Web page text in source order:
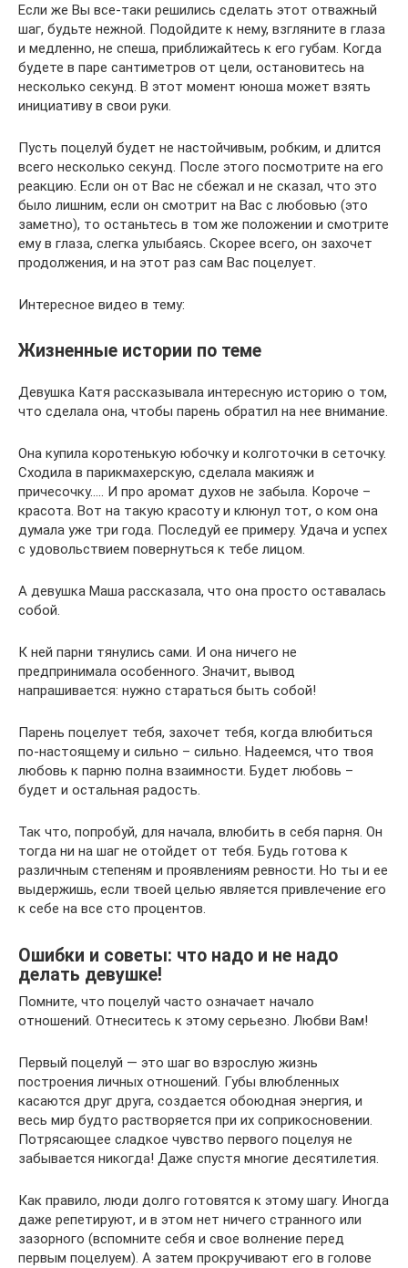
Если же Вы все-таки решились сделать этот отважный
шаг, будьте нежной. Подойдите к нему, взгляните в глаза
и медленно, не спеша, приближайтесь к его губам. Когда
будете в паре сантиметров от цели, остановитесь на
несколько секунд. В этот момент юноша может взять
инициативу в свои руки.
Пусть поцелуй будет не настойчивым, робким, и длится
всего несколько секунд. После этого посмотрите на его
реакцию. Если он от Вас не сбежал и не сказал, что это
было лишним, если он смотрит на Вас с любовью (это
заметно), то останьтесь в том же положении и смотрите
ему в глаза, слегка улыбаясь. Скорее всего, он захочет
продолжения, и на этот раз сам Вас поцелует.
Интересное видео в тему:
Жизненные истории по теме
Девушка Катя рассказывала интересную историю о том,
что сделала она, чтобы парень обратил на нее внимание.
Она купила коротенькую юбочку и колготочки в сеточку.
Сходила в парикмахерскую, сделала макияж и
причесочку….. И про аромат духов не забыла. Короче –
красота. Вот на такую красоту и клюнул тот, о ком она
думала уже три года. Последуй ее примеру. Удача и успех
с удовольствием повернуться к тебе лицом.
А девушка Маша рассказала, что она просто оставалась
собой.
К ней парни тянулись сами. И она ничего не
предпринимала особенного. Значит, вывод
напрашивается: нужно стараться быть собой!
Парень поцелует тебя, захочет тебя, когда влюбиться
по-настоящему и сильно – сильно. Надеемся, что твоя
любовь к парню полна взаимности. Будет любовь –
будет и остальная радость.
Так что, попробуй, для начала, влюбить в себя парня. Он
тогда ни на шаг не отойдет от тебя. Будь готова к
различным степеням и проявлениям ревности. Но ты и ее
выдержишь, если твоей целью является привлечение его
к себе на все сто процентов.
Ошибки и советы: что надо и не надо
делать девушке!
Помните, что поцелуй часто означает начало
отношений. Отнеситесь к этому серьезно. Любви Вам!
Первый поцелуй — это шаг во взрослую жизнь
построения личных отношений. Губы влюбленных
касаются друг друга, создается обоюдная энергия, и
весь мир будто растворяется при их соприкосновении.
Потрясающее сладкое чувство первого поцелуя не
забывается никогда! Даже спустя многие десятилетия.
Как правило, люди долго готовятся к этому шагу. Иногда
даже репетируют, и в этом нет ничего странного или
зазорного (вспомните себя и свое волнение перед
первым поцелуем). А затем прокручивают его в голове